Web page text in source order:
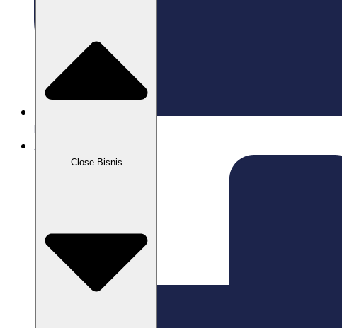
Close Bisnis
Published:
Aizeindra